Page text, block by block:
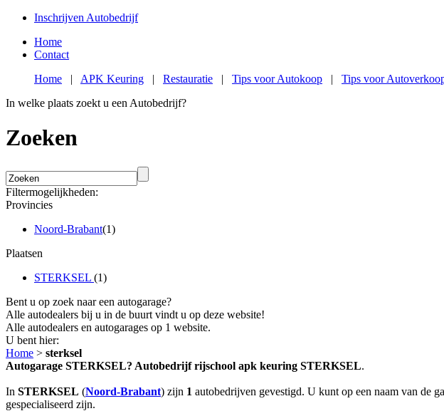
Inschrijven Autobedrijf
Home
Contact
Home | APK Keuring | Restauratie | Tips voor Autokoop | Tips voor
In welke plaats zoekt u een Autobedrijf?
Zoeken
Filtermogelijkheden:
Provincies
Noord-Brabant(1)
Plaatsen
STERKSEL (1)
Bent u op zoek naar een autogarage?
Alle autodealers bij u in de buurt vindt u op deze website!
Alle autodealers en autogarages op 1 website.
U bent hier:
Home > sterksel
Autogarage STERKSEL? Autobedrijf rijschool apk keuring STERKSEL.
In STERKSEL (Noord-Brabant) zijn 1 autobedrijven gevestigd. U kunt op een naam van de
gespecialiseerd zijn.